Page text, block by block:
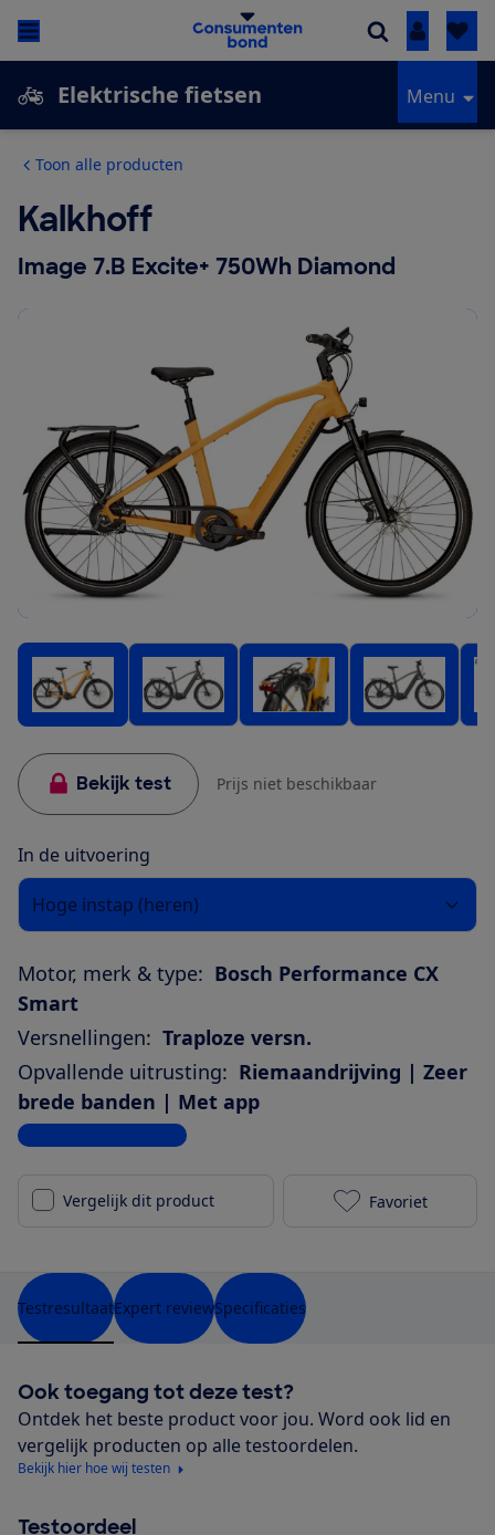
Inloggen
Elektrische fietsen Menu
Toon alle producten
Kalkhoff
Image 7.B Excite+ 750Wh Diamond
Bekijk test Prijs niet beschikbaar
In de uitvoering
Hoge instap (heren)
Motor, merk & type: Bosch Performance CX
Smart
Versnellingen: Traploze versn.
Opvallende uitrusting: Riemaandrijving | Zeer
brede banden | Met app
Bekijk alle specificaties
Vergelijk dit product Kalkhoff
Favoriet
TestresultaatExpert reviewSpecificaties
Ook toegang tot deze test?
Ontdek het beste product voor jou. Word ook lid en
vergelijk producten op alle testoordelen.
Bekijk hier hoe wij testen
Testoordeel